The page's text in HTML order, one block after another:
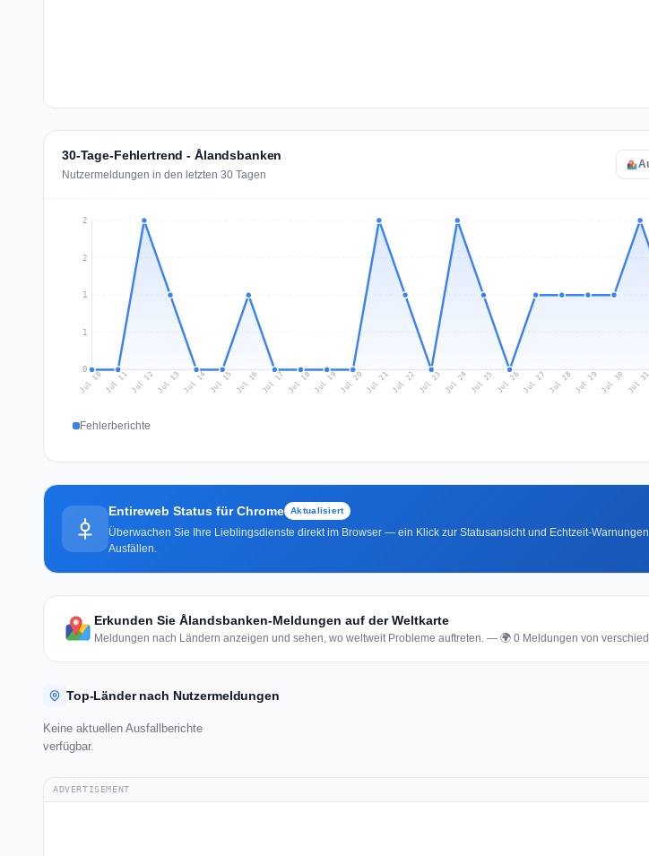
30-Tage-Fehlertrend - Ålandsbanken
Nutzermeldungen in den letzten 30 Tagen
0
1
1
2
2
Jul 10 Jul 11Jul 12Jul 13 Jul 14 Jul 15 Jul 16 Jul 17 Jul 18Jul 19 Jul 20 Jul 21Jul 22 Jul 23 Jul 24 Jul 25 Jul 26Jul 27 Jul 28Jul 29 Jul 30 Jul 31
Fehlerberichte
Entireweb Status für Chrome Aktualisiert
Überwachen Sie Ihre Lieblingsdienste direkt im Browser — ein Klick zur Statusansicht und Echtzeit-
Ausfällen.
Erkunden Sie Ålandsbanken-Meldungen auf der Weltkarte
Meldungen nach Ländern anzeigen und sehen, wo weltweit Probleme auftreten. — 🌍 0 Meldungen von
Top-Länder nach Nutzermeldungen
Keine aktuellen Ausfallberichte
verfügbar.
ADVERTISEMENT